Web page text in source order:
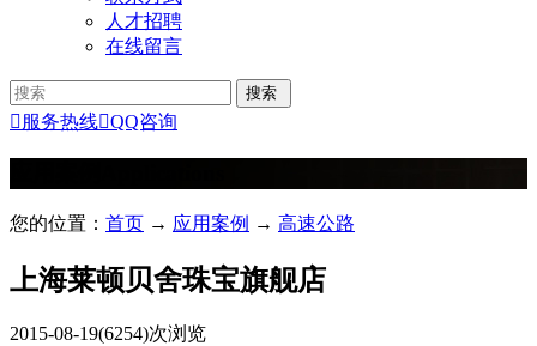
人才招聘
在线留言
 服务热线QQ咨询
您的位置： 首页 → 应用案例 → 高速公路
上海莱顿贝舍珠宝旗舰店
2015-08-19(6254)次浏览